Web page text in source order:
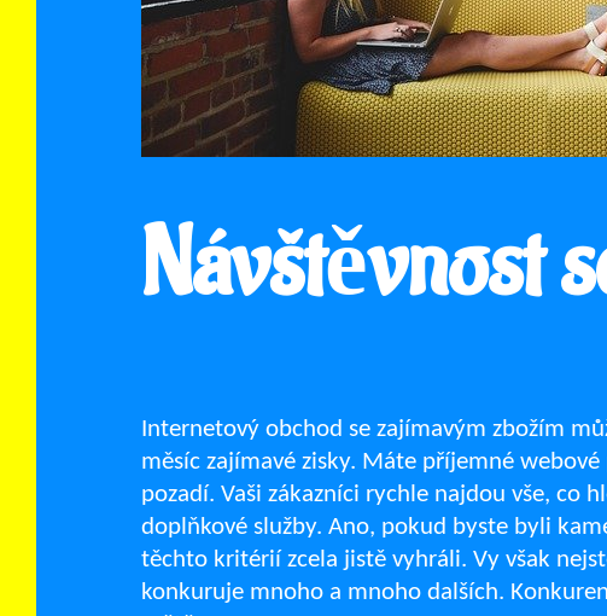
Návštěvnost
Internetový obchod se zajímavým zbožím
měsíc zajímavé zisky. Máte příjemné
pozadí. Vaši zákazníci rychle najdou vše, co
doplňkové služby. Ano, pokud byste byli
těchto kritérií zcela jistě vyhráli. Vy však
konkuruje mnoho a mnoho dalších.